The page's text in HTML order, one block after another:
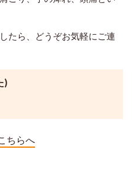
たら、どうぞお気軽にご連
)
ちらへ